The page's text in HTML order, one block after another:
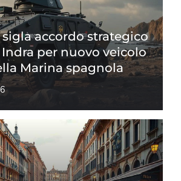
accordo strategico
Indra per nuovo veicolo
Marina spagnola